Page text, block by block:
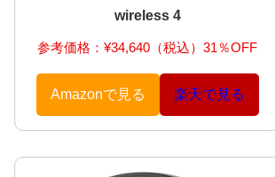
wireless 4
参考価格：¥34,640（税込）31％OFF
Amazonで見る 楽天で見る